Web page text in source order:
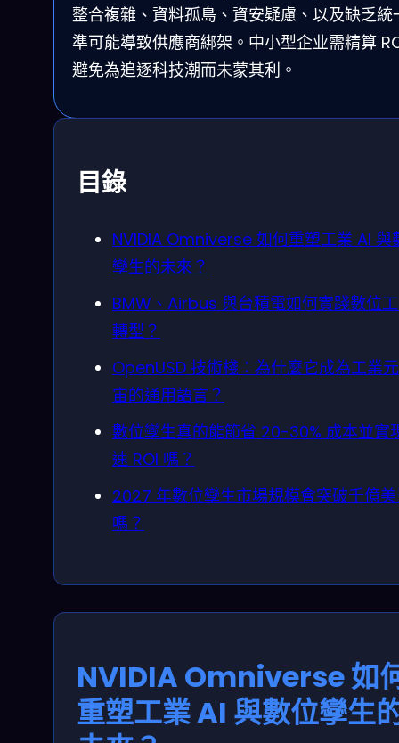
整合複雜、資料孤島、資安疑慮、以及缺乏統
準可能導致供應商綁架。中小型企业需精算
避免為追逐科技潮而未蒙其利。
目錄
NVIDIA Omniverse 如何重塑工業 AI 與
孿生的未來？
BMW、Airbus 與台積電如何實踐數位
轉型？
OpenUSD 技術棧：為什麼它成為工業
宙的通用語言？
數位孿生真的能節省 20-30% 成本並實
速 ROI 嗎？
2027 年數位孿生市場規模會突破千億
嗎？
NVIDIA Omniverse 如
重塑工業 AI 與數位孿生